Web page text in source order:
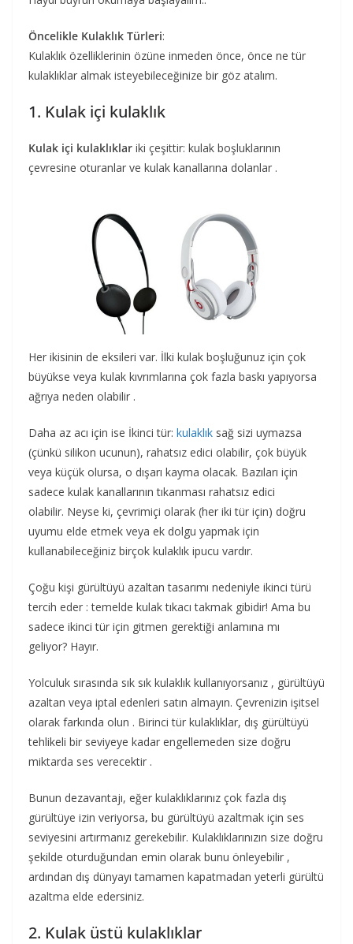
Öncelikle Kulaklık Türleri:
Kulaklık özelliklerinin özüne inmeden önce, önce ne tür
kulaklıklar almak isteyebileceğinize bir göz atalım.
1. Kulak içi kulaklık
Kulak içi kulaklıklar iki çeşittir: kulak boşluklarının
çevresine oturanlar ve kulak kanallarına dolanlar .
Her ikisinin de eksileri var. İlki kulak boşluğunuz için çok
büyükse veya kulak kıvrımlarına çok fazla baskı yapıyorsa
ağrıya neden olabilir .
Daha az acı için ise İkinci tür: kulaklık sağ sizi uymazsa
(çünkü silikon ucunun), rahatsız edici olabilir, çok büyük
veya küçük olursa, o dışarı kayma olacak. Bazıları için
sadece kulak kanallarının tıkanması rahatsız edici
olabilir. Neyse ki, çevrimiçi olarak (her iki tür için) doğru
uyumu elde etmek veya ek dolgu yapmak için
kullanabileceğiniz birçok kulaklık ipucu vardır.
Çoğu kişi gürültüyü azaltan tasarımı nedeniyle ikinci türü
tercih eder : temelde kulak tıkacı takmak gibidir! Ama bu
sadece ikinci tür için gitmen gerektiği anlamına mı
geliyor? Hayır.
Yolculuk sırasında sık sık kulaklık kullanıyorsanız , gürültüyü
azaltan veya iptal edenleri satın almayın. Çevrenizin işitsel
olarak farkında olun . Birinci tür kulaklıklar, dış gürültüyü
tehlikeli bir seviyeye kadar engellemeden size doğru
miktarda ses verecektir .
Bunun dezavantajı, eğer kulaklıklarınız çok fazla dış
gürültüye izin veriyorsa, bu gürültüyü azaltmak için ses
seviyesini artırmanız gerekebilir. Kulaklıklarınızın size doğru
şekilde oturduğundan emin olarak bunu önleyebilir ,
ardından dış dünyayı tamamen kapatmadan yeterli gürültü
azaltma elde edersiniz.
2. Kulak üstü kulaklıklar